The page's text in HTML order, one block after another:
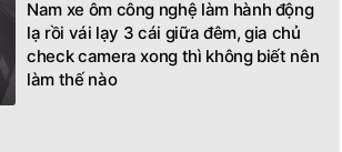
Nam xe ôm công nghệ làm hành động
lạ rồi vái lạy 3 cái giữa đêm, gia chủ
check camera xong thì không biết nên
làm thế nào